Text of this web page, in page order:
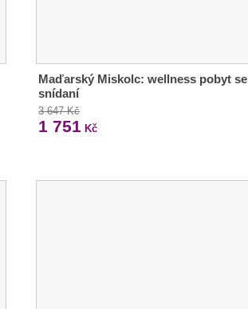
Maďarský Miskolc: wellness pobyt se
snídaní
3 647 Kč
1 751 Kč